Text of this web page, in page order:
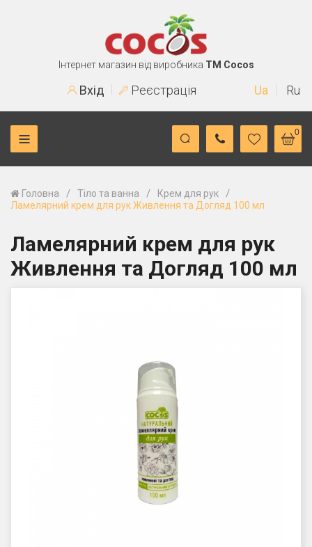
Інтернет магазин від виробника TM Cocos
Вхід Реєстрація Ua Ru
0
Головна / Тіло та ванна / Крем для рук /
Ламелярний крем для рук Живлення та Догляд 100 мл
Ламелярний крем для рук
Живлення та Догляд 100 мл